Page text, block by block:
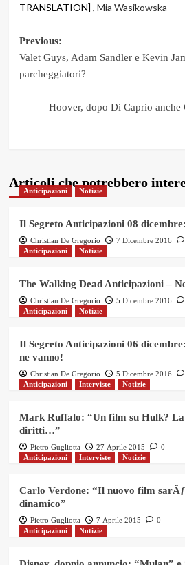
TRANSLATION] , Mia Wasikowska
Post
navigation
Previous:
Valet Guys, Adam Sandler e Kevin
parcheggiatori?
Hoover, dopo Di Caprio anche
Articoli che potrebbero
Anticipazioni Notizie
Il Segreto Anticipazioni 08
Christian De Gregorio 7 Dicembre 2016
Anticipazioni
Notizie
The Walking Dead Anticipazioni –
Christian De Gregorio 5 Dicembre 2016
Anticipazioni
Notizie
Il Segreto Anticipazioni 06
ne vanno!
Christian De Gregorio 5 Dicembre 2016
Anticipazioni
Interviste Notizie
Mark Ruffalo: “Un film su Hulk?
diritti…”
Pietro Gugliotta 27 Aprile 2015
0
Anticipazioni
Interviste Notizie
Carlo Verdone: “Il nuovo film
dinamico”
Pietro Gugliotta 7 Aprile 2015
0
Anticipazioni
Notizie